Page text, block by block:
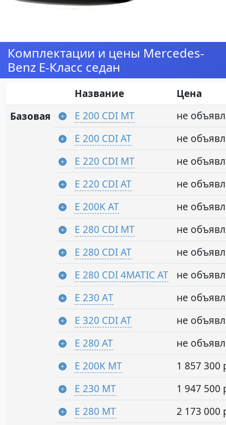
Комплектации и цены Mercedes-
Benz E-Класс седан
Название
Цена
Базовая
E 200 CDI MT
не
E 200 CDI AT
не
E 220 CDI MT
не
E 220 CDI AT
не
E 200K AT
не
E 280 CDI MT
не
E 280 CDI AT
не
E 280 CDI 4MATIC AT
не
E 230 АT
не
E 320 CDI AT
не
E 280 AT
не
E 200K MT
1 857 300
E 230 MT
1 947 500
E 280 MT
2 173 000